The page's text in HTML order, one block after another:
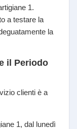
1.
a testare la
la
il Periodo
clienti è a
1, dal lunedì